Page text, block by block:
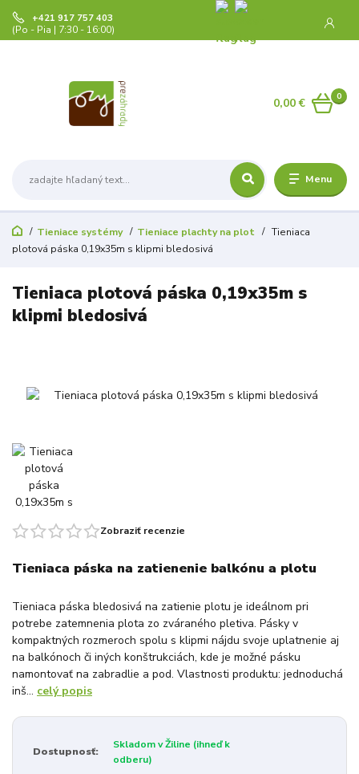
Menu
+421 917 757 403
(Po - Pia | 7:30 - 16:00)
0
0,00 €
Tieniace systémy Tieniace plachty na plot
Tieniaca
plotová páska 0,19x35m s klipmi bledosivá
Tieniaca plotová páska 0,19x35m s
klipmi bledosivá
Zobraziť recenzie
Tieniaca páska na zatienenie balkónu a plotu
Tieniaca páska bledosivá na zatienie plotu je ideálnom pri
potrebe zatemnenia plota zo zváraného pletiva. Pásky v
kompaktných rozmeroch spolu s klipmi nájdu svoje uplatnenie aj
na balkónoch či iných konštrukciách, kde je možné pásku
namontovať na zabradlie a pod. Vlastnosti produktu: jednoduchá
inš... celý popis
Dostupnosť:
Skladom v Žiline (ihneď k
odberu)